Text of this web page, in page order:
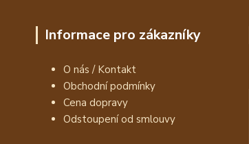
Informace pro zákazníky
O nás / Kontakt
Obchodní podmínky
Cena dopravy
Odstoupení od smlouvy